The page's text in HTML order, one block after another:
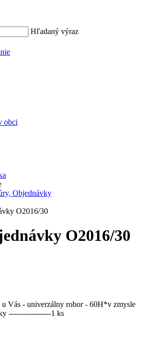
Hľadaný výraz
obci
Objednávky
O2016/30
O2016/30
u Vás - univerzálny robor - 60H*v zmysle
-----------------1 ks